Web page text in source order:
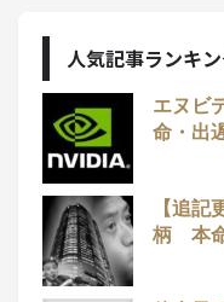
人気記事ランキ
エヌビ
命・出
【追
柄 本